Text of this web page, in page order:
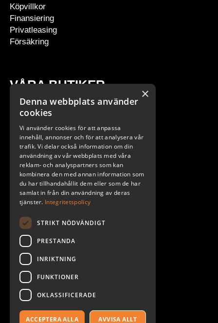
Köpvillkor
Finansiering
Privatleasing
Försäkring
VÅRA BUTIKER
Stockholm
Göteborg
Malmö
2026. ALL RIGHTS RESERVED.
POWERED BY EMPORI CMS
×
Denna webbplats använder
cookies
Vi använder cookies för att anpassa
innehåll, annonser och för att analysera vår
trafik. Vi delar också information om din
användning av vår webbplats med våra
reklam- och analyspartners som kan
kombinera den med annan information som
du har tillhandahållit dem eller som de har
samlat in från din användning av deras
tjänster. Integritetspolicy
STRIKT NÖDVÄNDIGT
PRESTANDA
INRIKTNING
FUNKTIONER
OKLASSIFICERADE
ACCEPTERA ALLA AVVISA ALLT